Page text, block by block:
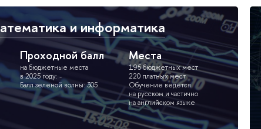
и информатика
Проходной балл
на бюджетные места
в 2025 году: -
Балл зеленой волны: 305
Места
195 бюджетных мест
220 платных мест
Обучение ведется
на русском и частично
на английском языке